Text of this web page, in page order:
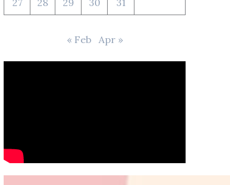
27 28 29 30 31
« Feb Apr »